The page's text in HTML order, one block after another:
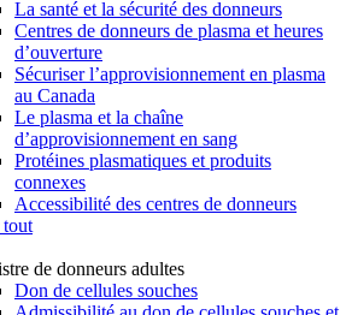
La santé et la sécurité des donneurs
Centres de donneurs de plasma et heures
d’ouverture
Sécuriser l’approvisionnement en plasma
au Canada
Le plasma et la chaîne
d’approvisionnement en sang
Protéines plasmatiques et produits
connexes
Accessibilité des centres de donneurs
de donneurs adultes
Don de cellules souches